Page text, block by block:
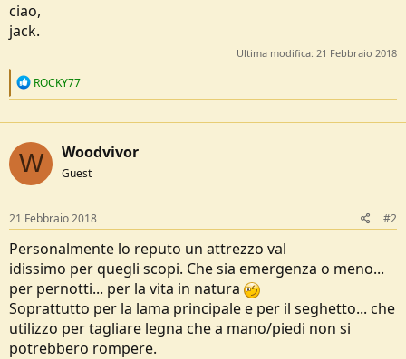
ciao,
jack.
Ultima modifica: 21 Febbraio 2018
R
c
t
i
o
n
ROCKY77
W Woodvivor
Guest
21 Febbraio 2018 #2
Personalmente lo reputo un attrezzo val
idissimo per quegli scopi. Che sia emergenza o meno...
per pernotti... per la vita in natura
Soprattutto per la lama principale e per il seghetto... che
utilizzo per tagliare legna che a mano/piedi non si
potrebbero rompere.